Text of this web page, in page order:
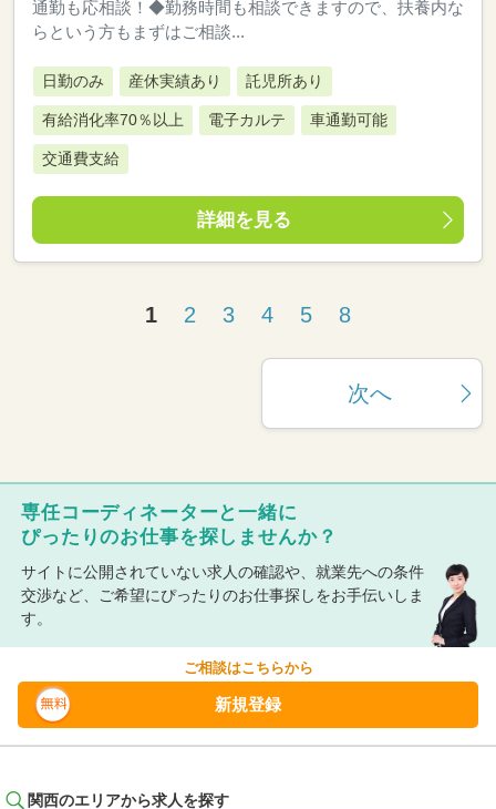
通勤も応相談！◆勤務時間も相談できますので、扶養内な
らという方もまずはご相談...
日勤のみ 産休実績あり 託児所あり
有給消化率70％以上 電子カルテ 車通勤可能
交通費支給
詳細を見る
1 2 3 4 5 8
次へ
専任コーディネーターと一緒に
ぴったりのお仕事を探しませんか？
サイトに公開されていない求人の確認や、就業先への条件
交渉など、ご希望にぴったりのお仕事探しをお手伝いしま
す。
ご相談はこちらから
新規登録
関西のエリアから求人を探す